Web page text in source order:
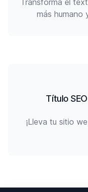
Transforma el
más humano
Título
¡Lleva tu sitio